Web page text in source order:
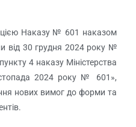
Наказу № 601 наказом
від 30 грудня 2024 року №
4 наказу Міністерства
2024 року № 601»,
нових вимог до форми та